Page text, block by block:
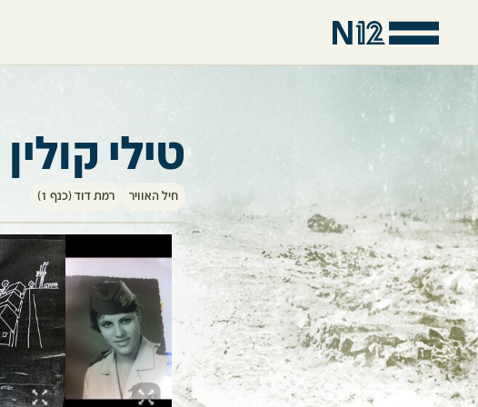
טילי קולין
חיל האוויר רמת דוד (כנף 1)